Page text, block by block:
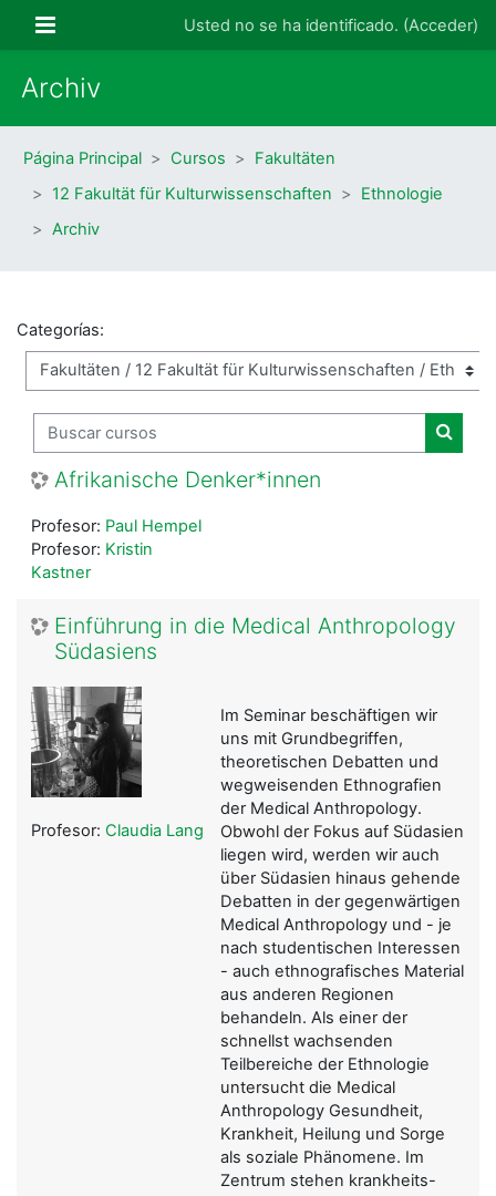
Panel lateralUsted no se ha identificado. (Acceder)
Archiv
Página Principal Cursos
Fakultäten
12 Fakultät für Kulturwissenschaften
Ethnologie
Archiv
Categorías:
Buscar cursos
Afrikanische Denker*innen
Profesor: Paul Hempel
Profesor: Kristin
Kastner
Einführung in die Medical Anthropology
Südasiens
Im Seminar beschäftigen wir
uns mit Grundbegriffen,
theoretischen Debatten und
wegweisenden Ethnografien
der Medical Anthropology.
Obwohl der Fokus auf Südasien
liegen wird, werden wir auch
über Südasien hinaus gehende
Debatten in der gegenwärtigen
Medical Anthropology und - je
nach studentischen Interessen
- auch ethnografisches Material
aus anderen Regionen
behandeln. Als einer der
schnellst wachsenden
Teilbereiche der Ethnologie
untersucht die Medical
Anthropology Gesundheit,
Krankheit, Heilung und Sorge
als soziale Phänomene. Im
Zentrum stehen krankheits-
Profesor: Claudia Lang